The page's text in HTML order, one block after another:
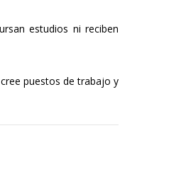
estudios ni reciben
puestos de trabajo y